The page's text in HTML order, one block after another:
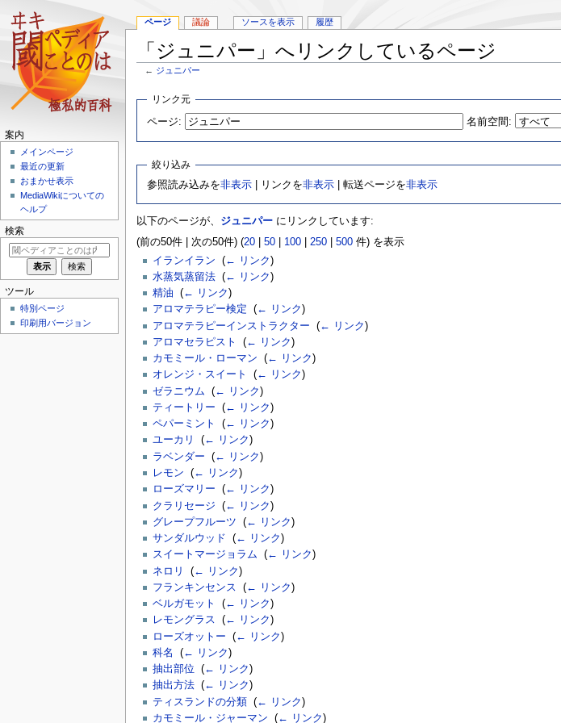
「ジュニパー」へリンクしているページ
← ジュニパー
ー
移
移
リンク元
ページ: 名前空間:
絞り込み
参照読み込みを非表示 | リンクを非表示 | 転送ページを非表示
以下のページが、 ジュニパーにリンクしています:
(前の50件 | 次の50件) (20| 50| 100| 250| 500件) を表示
イランイラン
(← リンク)
水蒸気蒸留法‎ (← リンク)
精油
(← リンク )
アロマテラピー検定
(← リンク )
アロマテラピーインストラクター
(← リンク)
アロマセラピスト
(← リンク)
カモミール・ローマン
(← リンク )
オレンジ・スイート
(← リンク )
ゼラニウム
(← リンク)
ティートリー
(← リンク )
ペパーミント
(← リンク )
ユーカリ
(← リンク )
ラベンダー
(← リンク)
レモン
(← リンク )
ローズマリー
(← リンク )
クラリセージ
(← リンク)
グレープフルーツ
(← リンク)
サンダルウッド
(← リンク )
スイートマージョラム
(← リンク )
ネロリ
(← リンク)
フランキンセンス
(← リンク)
ベルガモット
(← リンク )
レモングラス
(← リンク )
ローズオットー
(← リンク)
科名
(← リンク )
抽出部位
(← リンク )
抽出方法‎ (← リンク )
ティスランドの分類‎ (← リンク)
カモミール・ジャーマン
(← リンク )
ページ 議論 ソースを表示 履歴
案内
メインページ
最近の更新
おまかせ表示
MediaWikiについての
ヘルプ
検索
ツール
特別ページ
印刷用バージョン